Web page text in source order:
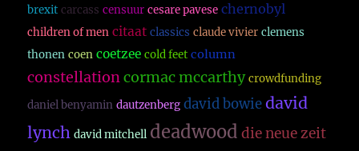
brexit carcass censuur cesare pavese chernobyl
children of men citaat classics claude vivier clemens
thonen coen coetzee cold feet column
constellationcormac mccarthy crowdfunding
daniel benyamin dautzenberg david bowie david
lynch david mitchell deadwood die neue zeit